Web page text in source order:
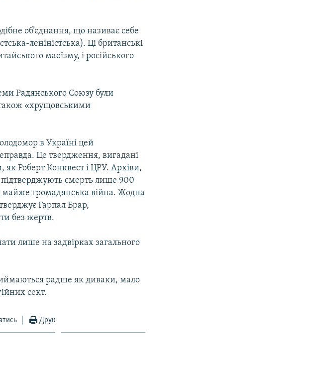
об’єднання, що називає себе
леніністська). Ці британські
маоїзму, і російського
Радянського Союзу були
також «хрущовськими
в Україні цей
Це твердження, вигадані
Роберт Конквест і ЦРУ. Архіви,
підтверджують смерть лише 900
майже громадянська війна. Жодна
Гарпал Брар,
без жертв.
лише на задвірках загального
радше як диваки, мало
сект.
Друк